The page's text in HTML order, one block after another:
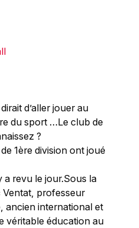
d’aller jouer au
du sport …Le club de
?
1ère division ont joué
a revu le jour.Sous la
professeur
ancien international et
véritable éducation au